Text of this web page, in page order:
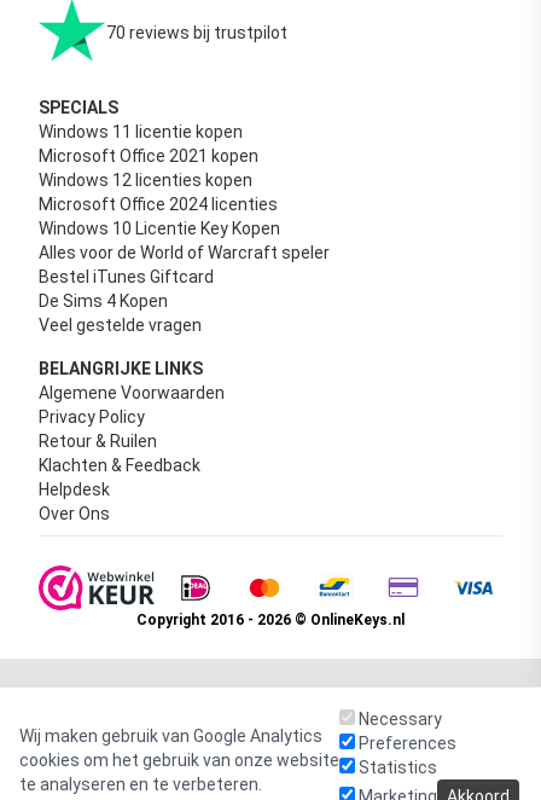
70 reviews bij trustpilot
SPECIALS
Windows 11 licentie kopen
Microsoft Office 2021 kopen
Windows 12 licenties kopen
Microsoft Office 2024 licenties
Windows 10 Licentie Key Kopen
Alles voor de World of Warcraft speler
Bestel iTunes Giftcard
De Sims 4 Kopen
Veel gestelde vragen
BELANGRIJKE LINKS
Algemene Voorwaarden
Privacy Policy
Retour & Ruilen
Klachten & Feedback
Helpdesk
Over Ons
Copyright 2016 - 2026 © OnlineKeys.nl
Wij maken gebruik van Google Analytics
cookies om het gebruik van onze website
te analyseren en te verbeteren.
Necessary
Preferences
Statistics